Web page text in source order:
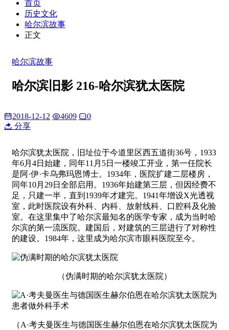
首页
历史文化
哈尔滨故事
正文
哈尔滨故事
哈尔滨旧影 216-哈尔滨犹太医院
2018-12-12 4609
0
分享
哈尔滨犹太医院，旧址位于今道里区西五道街36号，1933
年6月4日始建，同年11月5日一楼竣工开业，第一任院长
是阿·伊·卡乌弗玛恩博士。1934年，医院扩建二层楼房，
同年10月29日全部启用。1936年始建第三层，但因经费不
足，只建一半，直到1939年才建完。1941年增设X光透视
室，此时医院设有外科、内科、放射线科、口腔科及化验
室。在这里集中了哈尔滨最知名的医学专家，成为当时哈
尔滨的第一流医院。建国后，对建筑的三层进行了对称性
的建设。1984年，这里成为哈尔滨市眼科医院至今。
（伪满时期的哈尔滨犹太医院）
（A·考夫曼医生与德国医生赫尔伯恩在哈尔滨犹太医院为